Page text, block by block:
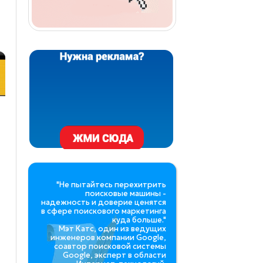
"Не пытайтесь перехитрить
поисковые машины -
надежность и доверие ценятся
в сфере поискового маркетинга
куда больше."
Мэт Катс, один из ведущих
инженеров компании Google,
соавтор поисковой системы
Google, эксперт в области